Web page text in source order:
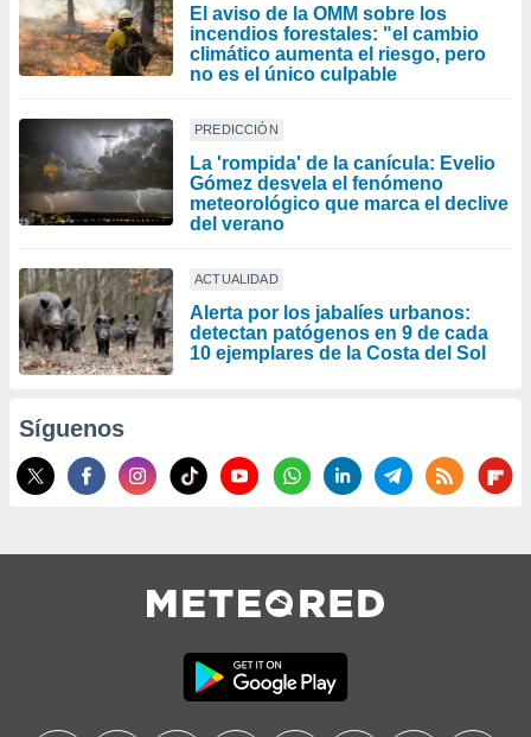
El aviso de la OMM sobre los
incendios forestales: "el cambio
climático aumenta el riesgo, pero
no es el único culpable
PREDICCIÓN
La 'rompida' de la canícula: Evelio
Gómez desvela el fenómeno
meteorológico que marca el declive
del verano
ACTUALIDAD
Alerta por los jabalíes urbanos:
detectan patógenos en 9 de cada
10 ejemplares de la Costa del Sol
Síguenos